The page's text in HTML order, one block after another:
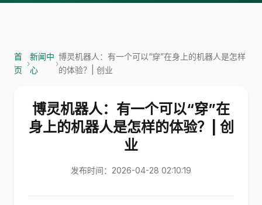
首
页
›
新闻中
心
›
博灵机器人：有一个可以“穿”在身上的机器人是怎样
的体验？| 创业
博灵机器人：有一个可以“穿”在
身上的机器人是怎样的体验？| 创
业
发布时间：2026-04-28 02:10:19